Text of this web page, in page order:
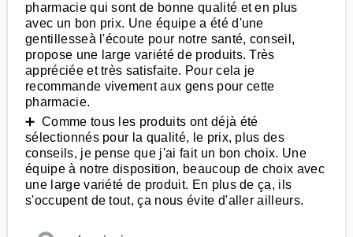
pharmacie qui sont de bonne qualité et en plus
avec un bon prix. Une équipe a été d'une
gentillesseà l'écoute pour notre santé, conseil,
propose une large variété de produits. Très
appréciée et très satisfaite. Pour cela je
recommande vivement aux gens pour cette
pharmacie.
➕ Comme tous les produits ont déjà été
sélectionnés pour la qualité, le prix, plus des
conseils, je pense que j'ai fait un bon choix. Une
équipe à notre disposition, beaucoup de choix avec
une large variété de produit. En plus de ça, ils
s'occupent de tout, ça nous évite d'aller ailleurs.